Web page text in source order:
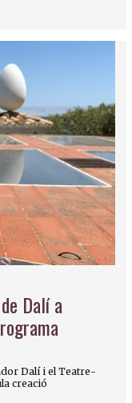
Dalí a
Dalí i el Teatre-
creació